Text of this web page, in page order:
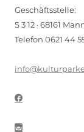
Geschäftsstelle:
S 3 12 · 68161
Telefon 0621 44